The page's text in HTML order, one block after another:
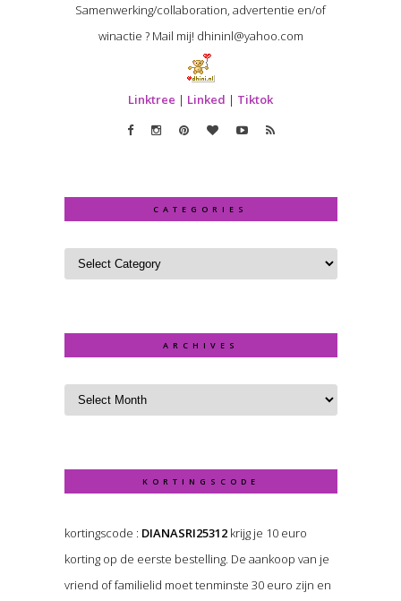
Samenwerking/collaboration, advertentie en/of
winactie ? Mail mij! dhininl@yahoo.com
Linktree | Linked | Tiktok
CATEGORIES
ARCHIVES
KORTINGSCODE
kortingscode : DIANASRI25312krijg je 10 euro
korting op de eerste bestelling. De aankoop van je
vriend of familielid moet tenminste 30 euro zijn en